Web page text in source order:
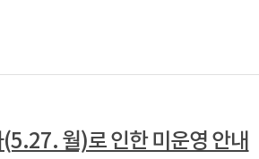
월)로 인한 미운영 안내